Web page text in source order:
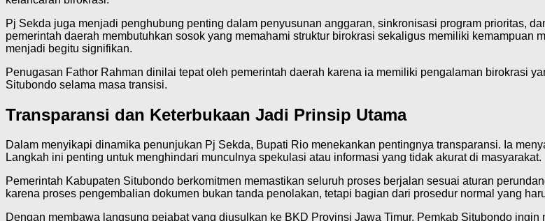
Pj Sekda juga menjadi penghubung penting dalam penyusunan anggaran, sinkronisasi program prioritas,
pemerintah daerah membutuhkan sosok yang memahami struktur birokrasi sekaligus memiliki
menjadi begitu signifikan.
Penugasan Fathor Rahman dinilai tepat oleh pemerintah daerah karena ia memiliki pengalaman birokrasi
Situbondo selama masa transisi.
Transparansi dan Keterbukaan Jadi Prinsip Utama
Dalam menyikapi dinamika penunjukan Pj Sekda, Bupati Rio menekankan pentingnya transparansi. Ia
Langkah ini penting untuk menghindari munculnya spekulasi atau informasi yang tidak akurat di masyarakat.
Pemerintah Kabupaten Situbondo berkomitmen memastikan seluruh proses berjalan sesuai aturan
karena proses pengembalian dokumen bukan tanda penolakan, tetapi bagian dari prosedur normal yang
Dengan membawa langsung pejabat yang diusulkan ke BKD Provinsi Jawa Timur, Pemkab Situbondo